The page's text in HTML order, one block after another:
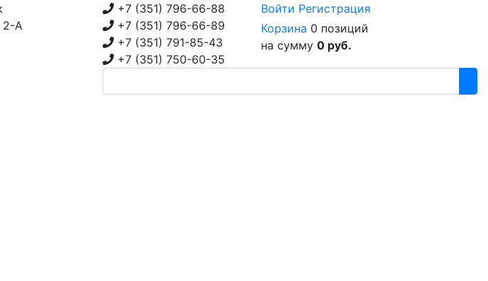
2-А
+7 (351) 796-66-88
+7 (351) 796-66-89
+7 (351) 791-85-43
+7 (351) 750-60-35
Войти Регистрация
Корзина 0 позиций
на сумму 0 руб.